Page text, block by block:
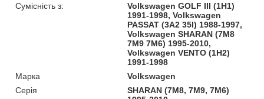
Сумісність з:
Volkswagen GOLF III (1H1)
1991-1998, Volkswagen
PASSAT (3A2 35I) 1988-1997,
Volkswagen SHARAN (7M8
7M9 7M6) 1995-2010,
Volkswagen VENTO (1H2)
1991-1998
Марка
Volkswagen
Серія
SHARAN (7M8, 7M9, 7M6)